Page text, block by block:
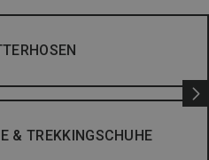
& TREKKINGSCHUHE